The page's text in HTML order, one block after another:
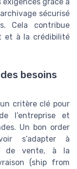
sécurisé
Cela contribue
et à la crédibilité
besoins
un critère clé pour
l’entreprise et
Un bon order
s’adapter à
de vente, à la
(ship from